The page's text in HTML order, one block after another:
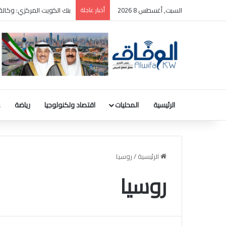
السبت, أغسطس 8 2026 أخبار عاجلة ترامب: سأطعن على حكم
الرئيسية المحليات اقتصاد وتكنولوجيا رياضة
الرئيسية/روسيا
روسيا